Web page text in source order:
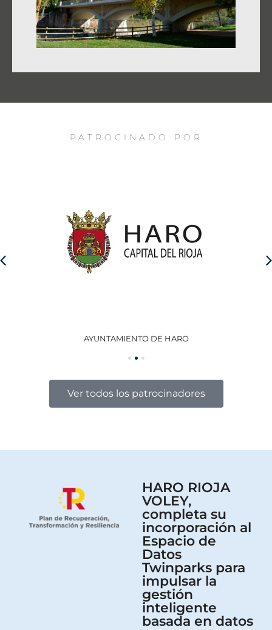
PATROCINADO POR
AYUNTAMIENTO DE HARO
Ver todos los patrocinadores
HARO RIOJA
VOLEY,
completa su
incorporación al
Espacio de
Datos
Twinparks para
impulsar la
gestión
inteligente
basada en datos